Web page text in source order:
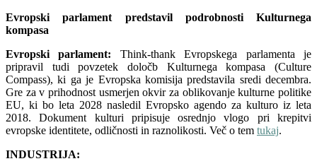
Evropski parlament predstavil podrobnosti Kulturnega
kompasa
Evropski parlament: Think-thank Evropskega parlamenta je
pripravil tudi povzetek določb Kulturnega kompasa (Culture
Compass), ki ga je Evropska komisija predstavila sredi decembra.
Gre za v prihodnost usmerjen okvir za oblikovanje kulturne politike
EU, ki bo leta 2028 nasledil Evropsko agendo za kulturo iz leta
2018. Dokument kulturi pripisuje osrednjo vlogo pri krepitvi
evropske identitete, odličnosti in raznolikosti. Več o tem tukaj.
INDUSTRIJA: